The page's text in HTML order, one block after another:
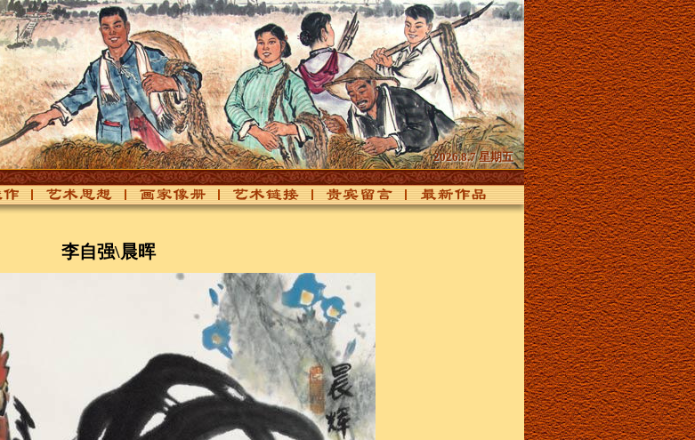
2026.8.7 星期五
艺术思想 画家像册 艺术链接 贵宾留言 最新作品
李自强\晨晖